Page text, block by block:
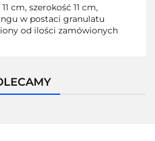
cm, szerokość 11 cm,
w postaci granulatu
od ilości zamówionych